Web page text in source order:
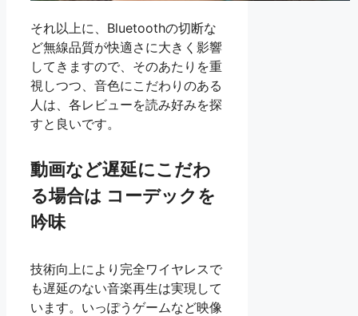
それ以上に、Bluetoothの切断な
ど無線品質が快適さに大きく影響
してきますので、そのあたりを重
視しつつ、音色にこだわりのある
人は、各レビューを読み好みを探
すと良いです。
動画など遅延にこだわ
る場合は コーデックを
吟味
技術向上により完全ワイヤレスで
も遅延のない音楽再生は実現して
います。いっぽうゲームなど映像